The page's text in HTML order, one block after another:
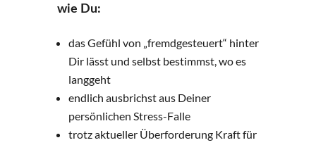
wie Du:
das Gefühl von „fremdgesteuert“ hinter
Dir lässt und selbst bestimmst, wo es
langgeht
endlich ausbrichst aus Deiner
persönlichen Stress-Falle
trotz aktueller Überforderung Kraft für